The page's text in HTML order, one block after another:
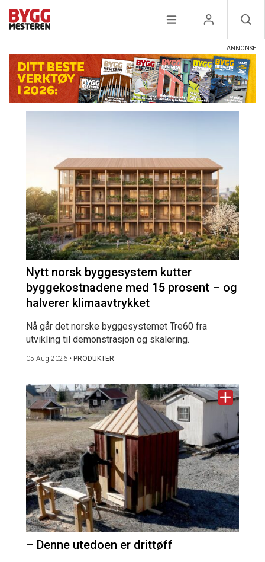
Nytt norsk byggesystem kutter
byggekostnadene med 15 prosent – og
halverer klimaavtrykket
Nå går det norske byggesystemet Tre60 fra
utvikling til demonstrasjon og skalering.
05 Aug 2026 • PRODUKTER
– Denne utedoen er drittøff